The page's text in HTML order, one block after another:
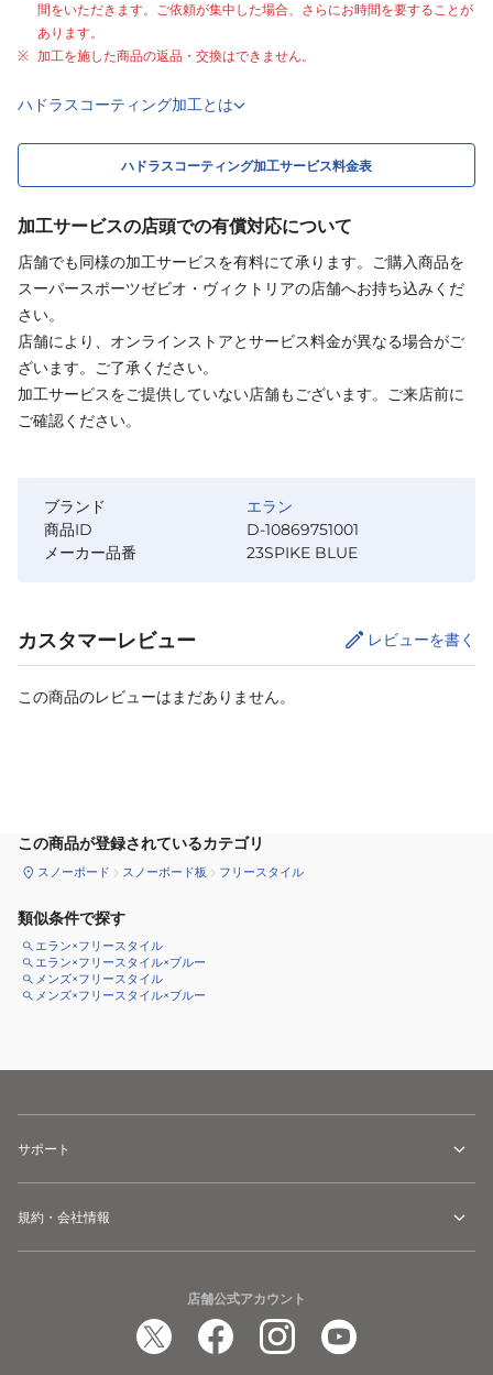
間をいただきます。ご依頼が集中した場合、さらにお時間を要することが
あります。
加工を施した商品の返品・交換はできません。
ハドラスコーティング加工とは
ハドラスコーティング加工サービス料金表
加工サービスの店頭での有償対応について
店舗でも同様の加工サービスを有料にて承ります。ご購入商品を
スーパースポーツゼビオ・ヴィクトリアの店舗へお持ち込みくだ
さい。
店舗により、オンラインストアとサービス料金が異なる場合がご
ざいます。ご了承ください。
加工サービスをご提供していない店舗もございます。ご来店前に
ご確認ください。
ブランド
エラン
商品ID
D-10869751001
メーカー品番
23SPIKE BLUE
カスタマーレビュー レビューを書く
この商品のレビューはまだありません。
この商品が登録されているカテゴリ
スノーボード スノーボード板 フリースタイル
類似条件で探す
エラン×フリースタイル
エラン×フリースタイル×ブルー
メンズ×フリースタイル
メンズ×フリースタイル×ブルー
サポート
規約・会社情報
店舗公式アカウント